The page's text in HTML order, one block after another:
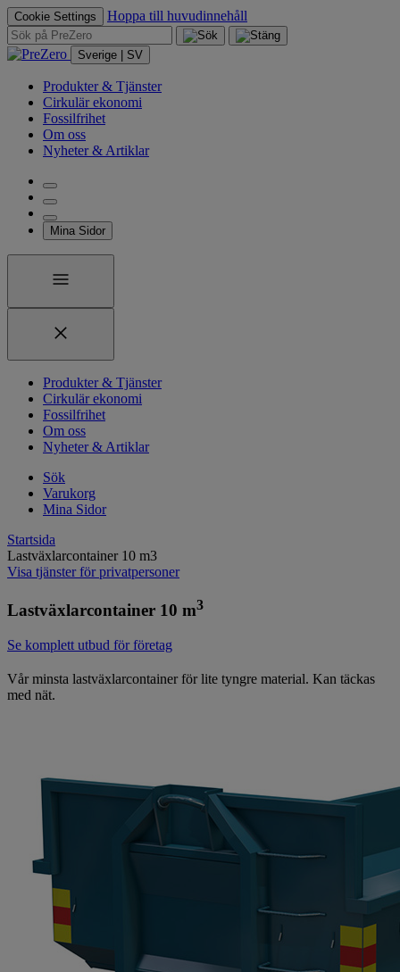
Cookie Settings Hoppa till huvudinnehåll
Sverige | SV
Produkter & Tjänster
Cirkulär ekonomi
Fossilfrihet
Om oss
Nyheter & Artiklar
Mina Sidor
Produkter & Tjänster
Cirkulär ekonomi
Fossilfrihet
Om oss
Nyheter & Artiklar
Sök
Varukorg
Mina Sidor
Startsida
Lastväxlarcontainer 10 m3
Visa tjänster för privatpersoner
Lastväxlarcontainer 10 m3
Se komplett utbud för företag
Vår minsta lastväxlarcontainer för lite tyngre material. Kan täckas
med nät.